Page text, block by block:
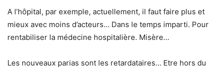
A l’hôpital, par exemple, actuellement, il faut faire plus et
mieux avec moins d’acteurs… Dans le temps imparti. Pour
rentabiliser la médecine hospitalière. Misère…
Les nouveaux parias sont les retardataires… Etre hors du